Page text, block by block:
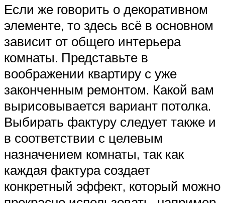
Если же говорить о декоративном
элементе, то здесь всё в основном
зависит от общего интерьера
комнаты. Представьте в
воображении квартиру с уже
законченным ремонтом. Какой вам
вырисовывается вариант потолка.
Выбирать фактуру следует также и
в соответствии с целевым
назначением комнаты, так как
каждая фактура создает
конкретный эффект, который можно